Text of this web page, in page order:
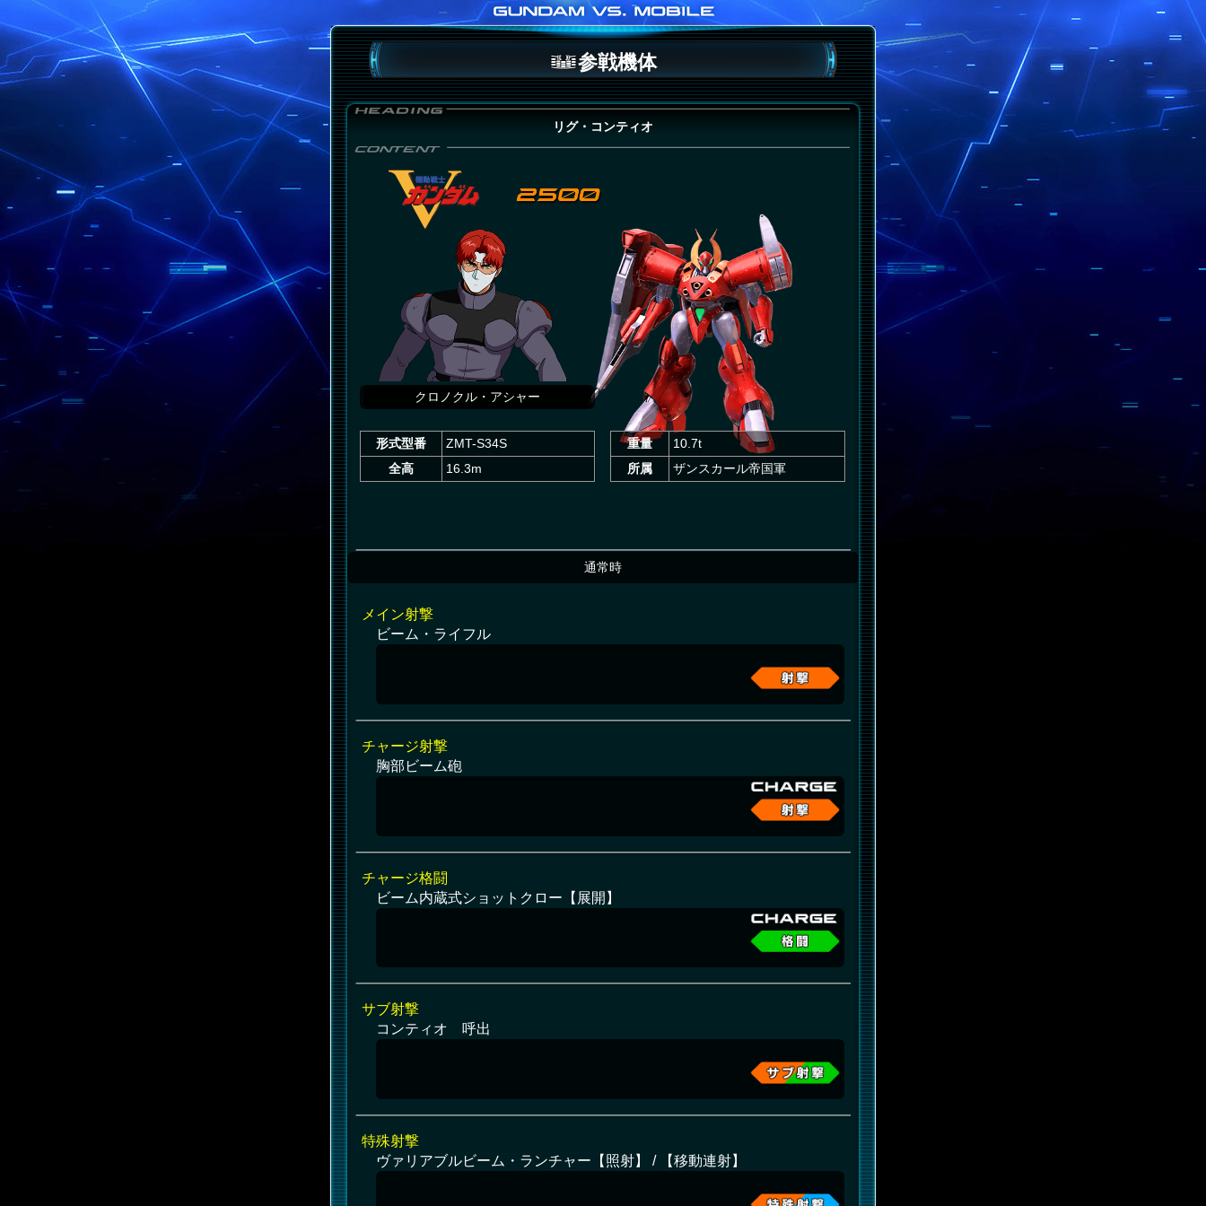
参戦機体
リグ・コンティオ
クロノクル・アシャー
形式型番
ZMT-S34S
全高
16.3m
重量
10.7t
所属
ザンスカール帝国軍
通常時
メイン射撃
ビーム・ライフル
チャージ射撃
胸部ビーム砲
チャージ格闘
ビーム内蔵式ショットクロー【展開】
サブ射撃
コンティオ 呼出
特殊射撃
ヴァリアブルビーム・ランチャー【照射】 / 【移動連射】